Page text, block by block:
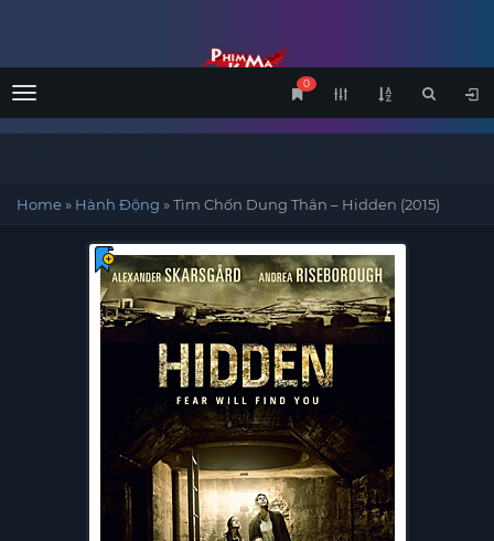
Menu
0
Home» Hành Động »Tìm Chốn Dung Thân – Hidden (2015)